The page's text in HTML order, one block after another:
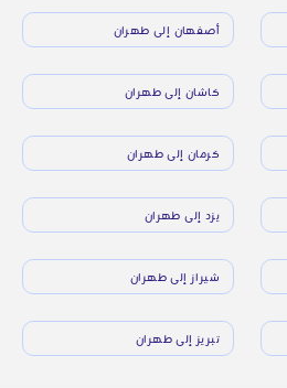
أصفهان إلى طهران
كاشان إلى طهران
كرمان إلى طهران
يزد إلى طهران
شيراز إلى طهران
تبريز إلى طهران